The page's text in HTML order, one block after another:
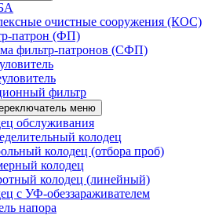
очистные сооружения (КОС)
патрон (ФП)
фильтр-патронов (СФП)
фильтр
меню
обслуживания
колодец
колодец (отбора проб)
колодец
колодец (линейный)
с УФ-обеззараживателем
напора